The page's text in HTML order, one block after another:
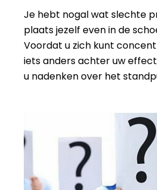
Je hebt nogal wat slechte
plaats jezelf even in de
Voordat u zich kunt
iets anders achter uw
u nadenken over het